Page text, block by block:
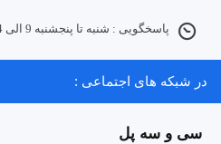
پاسخگویی : شنبه تا پنجشنبه 9 الی 14 و 17 الی 20
در شبکه های اجتماعی :
سی و سه پل